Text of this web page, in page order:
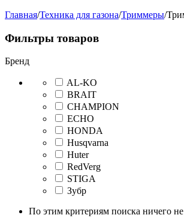
Главная/Техника для газона/Триммеры/
Фильтры товаров
Бренд
AL-KO
BRAIT
CHAMPION
ECHO
HONDA
Husqvarna
Huter
RedVerg
STIGA
Зубр
По этим критериям поиска ничего